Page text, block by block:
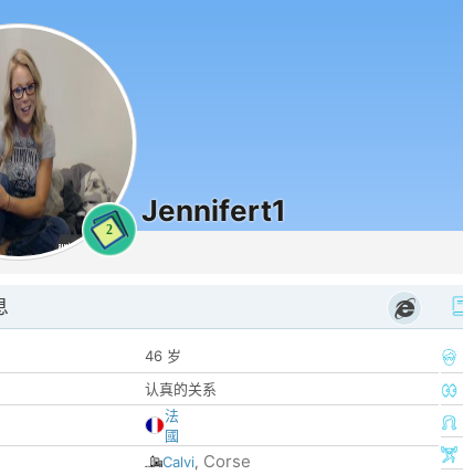
2
Jennifert1
46 岁
认真的关系
法
國
Calvi, Corse